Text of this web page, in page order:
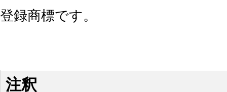
登録商標です。
注釈